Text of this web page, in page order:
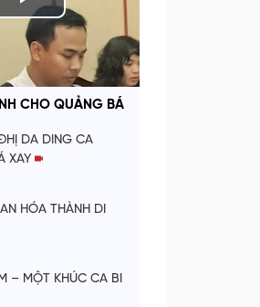
P
l
a
y
i
d
CHO QUẢNG BÁ
DA DING CA
XAY
HÓA THÀNH DI
– MỘT KHÚC CA BI